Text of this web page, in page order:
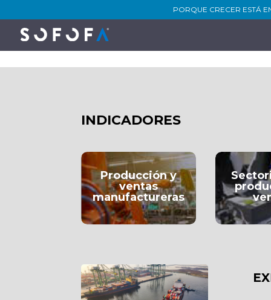
PORQUE CRECER ESTÁ
INDICADORES
Producción y
ventas
manufactureras